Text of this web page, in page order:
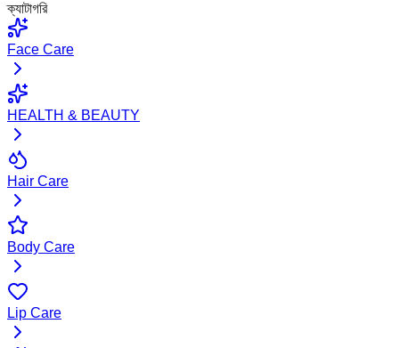
ক্যাটাগরি
Face Care
HEALTH & BEAUTY
Hair Care
Body Care
Lip Care